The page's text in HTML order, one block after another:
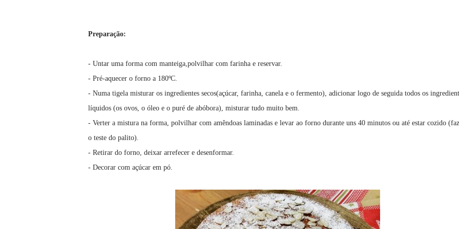
Preparação:
- Untar uma forma com manteiga,polvilhar com farinha e reservar.
- Pré-aquecer o forno a 180ºC.
- Numa tigela misturar os ingredientes secos(açúcar, farinha, canela e o fermento), adicionar logo de seguida todos os
líquidos (os ovos, o óleo e o puré de abóbora), misturar tudo muito bem.
- Verter a mistura na forma, polvilhar com amêndoas laminadas e levar ao forno durante uns 40 minutos ou até estar cozido
o teste do palito).
- Retirar do forno, deixar arrefecer e desenformar.
- Decorar com açúcar em pó.